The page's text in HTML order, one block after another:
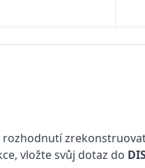
rozhodnutí
vložte svůj dotaz do